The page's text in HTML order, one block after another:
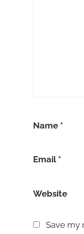
Name *
Email *
Website
Save my